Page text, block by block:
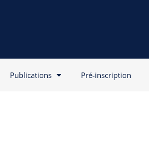
Publications Pré-inscription